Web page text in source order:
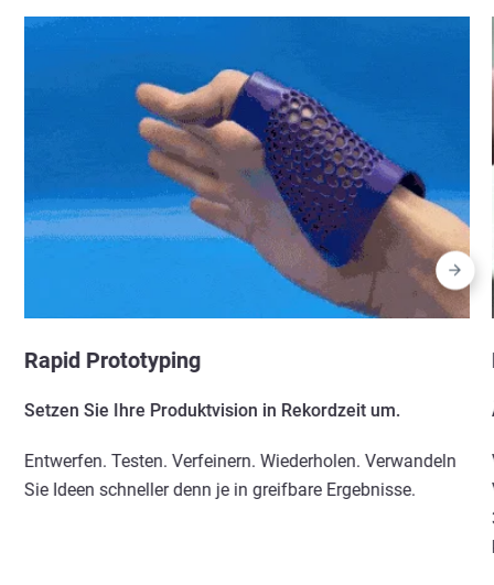
Rapid Prototyping
Setzen Sie Ihre Produktvision in Rekordzeit um.
Entwerfen. Testen. Verfeinern. Wiederholen. Verwandeln
Sie Ideen schneller denn je in greifbare Ergebnisse.